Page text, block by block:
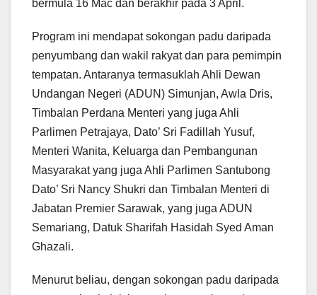
bermula 16 Mac dan berakhir pada 3 April.
Program ini mendapat sokongan padu daripada
penyumbang dan wakil rakyat dan para pemimpin
tempatan. Antaranya termasuklah Ahli Dewan
Undangan Negeri (ADUN) Simunjan, Awla Dris,
Timbalan Perdana Menteri yang juga Ahli
Parlimen Petrajaya, Dato’ Sri Fadillah Yusuf,
Menteri Wanita, Keluarga dan Pembangunan
Masyarakat yang juga Ahli Parlimen Santubong
Dato’ Sri Nancy Shukri dan Timbalan Menteri di
Jabatan Premier Sarawak, yang juga ADUN
Semariang, Datuk Sharifah Hasidah Syed Aman
Ghazali.
Menurut beliau, dengan sokongan padu daripada